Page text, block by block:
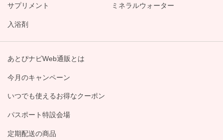
サプリメント
入浴剤
ミネラルウォーター
あとぴナビWeb通販とは
今月のキャンペーン
いつでも使えるお得なクーポン
パスポート特設会場
定期配送の商品